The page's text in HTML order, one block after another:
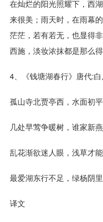
在灿烂的阳光照耀下，西
来很美；雨天时，在雨幕
茫茫，若有若无，也显得
西施，淡妆浓抹都是那么得
4、《钱塘湖春行》唐代:
孤山寺北贾亭西，水面初平
几处早莺争暖树，谁家新燕
乱花渐欲迷人眼，浅草才能
最爱湖东行不足，绿杨阴里
译文